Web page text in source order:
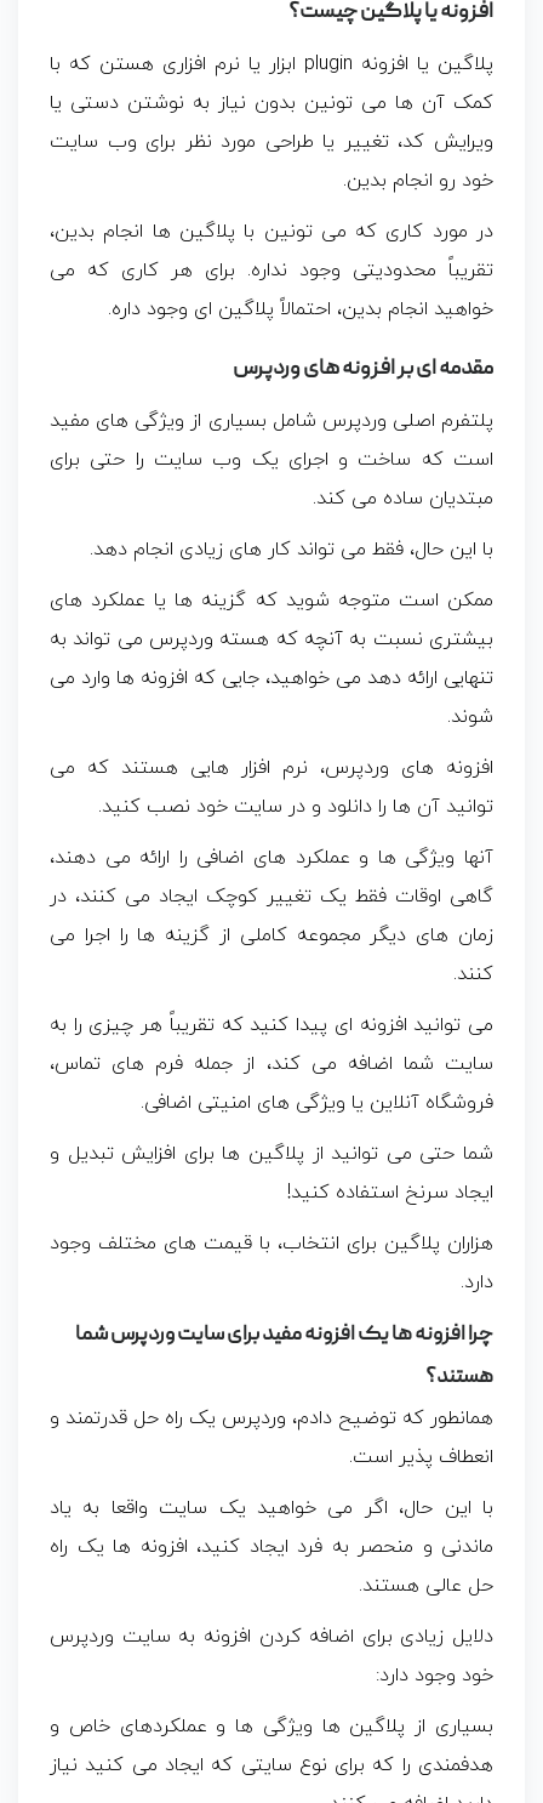
افزونه یا پلاگین چیست؟
پلاگین یا افزونه plugin ابزار یا نرم افزاری هستن که با
کمک آن ها می تونین بدون نیاز به نوشتن دستی یا
ویرایش کد، تغییر یا طراحی مورد نظر برای وب سایت
خود رو انجام بدین.
در مورد کاری که می تونین با پلاگین ها انجام بدین،
تقریباً محدودیتی وجود نداره. برای هر کاری که می
خواهید انجام بدین، احتمالاً پلاگین ای وجود داره.
مقدمه ای بر افزونه های وردپرس
پلتفرم اصلی وردپرس شامل بسیاری از ویژگی‌ های مفید
است که ساخت و اجرای یک وب‌ سایت را حتی برای
مبتدیان ساده می‌ کند.
با این حال، فقط می تواند کار های زیادی انجام دهد.
ممکن است متوجه شوید که گزینه ها یا عملکرد های
بیشتری نسبت به آنچه که هسته وردپرس می تواند به
تنهایی ارائه دهد می خواهید، جایی که افزونه ها وارد می
شوند.
افزونه‌ های وردپرس، نرم‌ افزار هایی هستند که می‌
توانید آن‌ ها را دانلود و در سایت خود نصب کنید.
آنها ویژگی ها و عملکرد های اضافی را ارائه می دهند،
گاهی اوقات فقط یک تغییر کوچک ایجاد می کنند، در
زمان های دیگر مجموعه کاملی از گزینه ها را اجرا می
کنند.
می‌ توانید افزونه‌ ای پیدا کنید که تقریباً هر چیزی را به
سایت شما اضافه می‌ کند، از جمله فرم‌ های تماس،
فروشگاه آنلاین یا ویژگی‌ های امنیتی اضافی.
شما حتی می توانید از پلاگین ها برای افزایش تبدیل و
ایجاد سرنخ استفاده کنید!
هزاران پلاگین برای انتخاب، با قیمت های مختلف وجود
دارد.
چرا افزونه ها یک افزونه مفید برای سایت وردپرس شما
هستند؟
همانطور که توضیح دادم، وردپرس یک راه حل قدرتمند و
انعطاف پذیر است.
با این حال، اگر می خواهید یک سایت واقعا به یاد
ماندنی و منحصر به فرد ایجاد کنید، افزونه ها یک راه
حل عالی هستند.
دلایل زیادی برای اضافه کردن افزونه به سایت وردپرس
خود وجود دارد:
بسیاری از پلاگین ها ویژگی ها و عملکردهای خاص و
هدفمندی را که برای نوع سایتی که ایجاد می کنید نیاز